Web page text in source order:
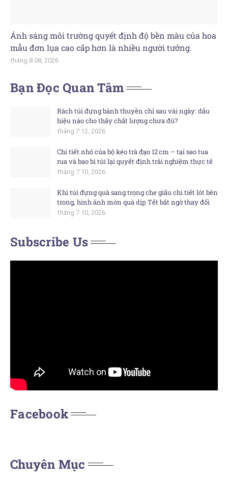
Ánh sáng môi trường quyết định độ bền màu của hoa
mẫu đơn lụa cao cấp hơn là nhiều người tưởng.
tháng 8 08, 2026
Bạn Đọc Quan Tâm
Rách túi đựng bánh thuyền chỉ sau vài ngày: dấu
hiệu nào cho thấy chất lượng chưa đủ?
tháng 7 12, 2026
Chi tiết nhỏ của bộ kéo trà đạo 12 cm – tại sao tua
rua và bao bì túi lại quyết định trải nghiệm thực tế
tháng 7 10, 2026
Khi túi đựng quà sang trọng che giấu chi tiết lót bên
trong, hình ảnh món quà dịp Tết bất ngờ thay đổi
tháng 7 10, 2026
Subscribe Us
Facebook
Chuyên Mục